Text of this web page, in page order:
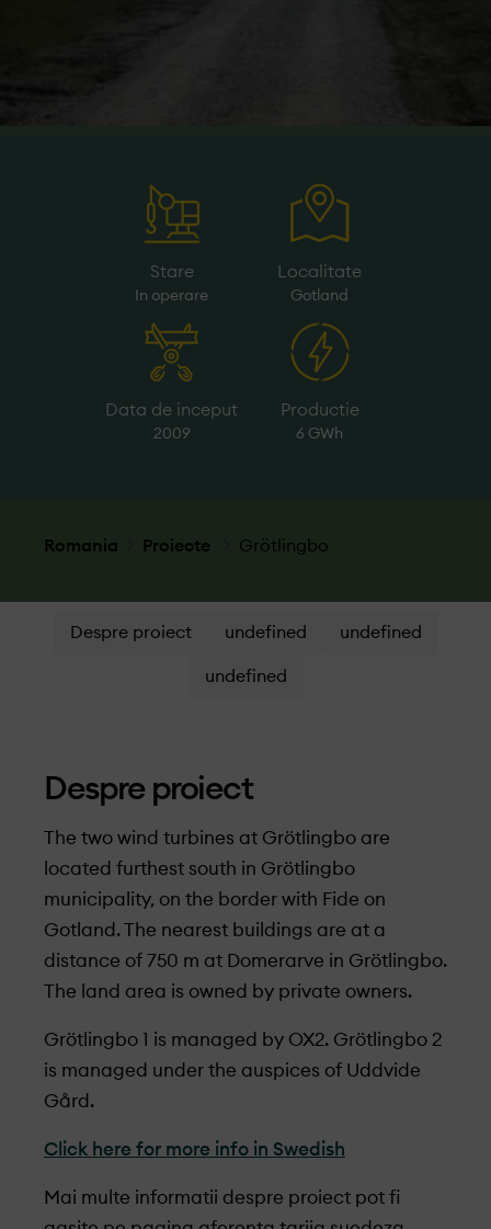
Stare
In operare
Localitate
Gotland
Data de inceput
2009
Productie
6 GWh
Romania Proiecte Grötlingbo
Despre proiect undefined undefined
undefined
Despre proiect
The two wind turbines at Grötlingbo are
located furthest south in Grötlingbo
municipality, on the border with Fide on
Gotland. The nearest buildings are at a
distance of 750 m at Domerarve in Grötlingbo.
The land area is owned by private owners.
Grötlingbo 1 is managed by OX2. Grötlingbo 2
is managed under the auspices of Uddvide
Gård.
Click here for more info in Swedish
Mai multe informatii despre proiect pot fi